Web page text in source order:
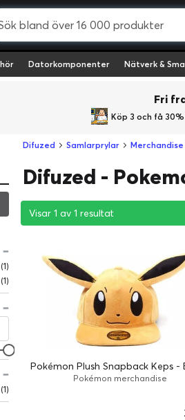
Datorkomponenter Nätverk &
Fri
Köp 3 och få
(1)
(1)
(1)
Difuzed Samlarprylar Merchandise
Difuzed -
Visar 1 av 1 resultat
Visar 1 av 1 resultat
Visar 1 av 1 resultat
Pokémon Plush Snapback Keps -
Pokémon merchandise